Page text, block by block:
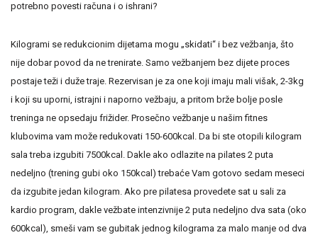
potrebno povesti računa i o ishrani?
Kilogrami se redukcionim dijetama mogu „skidati“ i bez vežbanja, što
nije dobar povod da ne trenirate. Samo vežbanjem bez dijete proces
postaje teži i duže traje. Rezervisan je za one koji imaju mali višak, 2-3kg
i koji su uporni, istrajni i naporno vežbaju, a pritom brže bolje posle
treninga ne opsedaju frižider. Prosečno vežbanje u našim fitnes
klubovima vam može redukovati 150-600kcal. Da bi ste otopili kilogram
sala treba izgubiti 7500kcal. Dakle ako odlazite na pilates 2 puta
nedeljno (trening gubi oko 150kcal) trebaće Vam gotovo sedam meseci
da izgubite jedan kilogram. Ako pre pilatesa provedete sat u sali za
kardio program, dakle vežbate intenzivnije 2 puta nedeljno dva sata (oko
600kcal), smeši vam se gubitak jednog kilograma za malo manje od dva